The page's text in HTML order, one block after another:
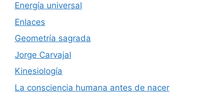
Energía universal
Enlaces
Geometría sagrada
Jorge Carvajal
Kinesiología
La consciencia humana antes de nacer